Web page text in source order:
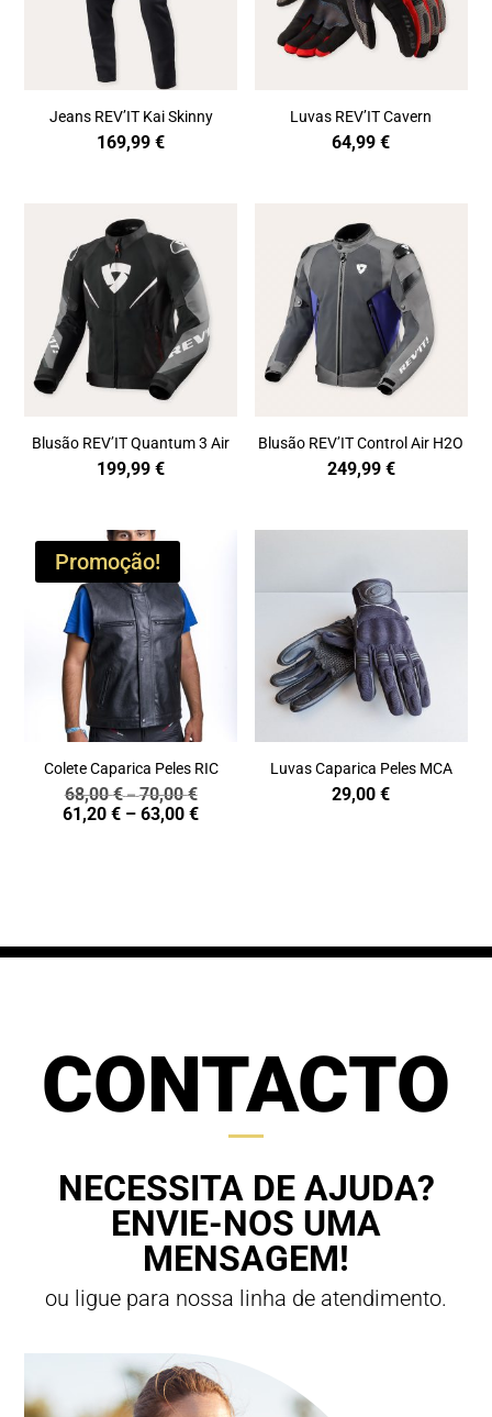
Jeans REV’IT Kai Skinny
169,99€
Luvas REV’IT Cavern
64,99€
Blusão REV’IT Quantum 3 Air
199,99€
Blusão REV’IT Control Air H2O
249,99 €
Promoção!
Colete Caparica Peles RIC
68,00€–70,00€Price
range:
61,20€ – 63,00€Price
Luvas Caparica Peles MCA
29,00€
CONTACTO
NECESSITA DE AJUDA?
ENVIE-NOS UMA
MENSAGEM!
ou ligue para nossa linha de atendimento.